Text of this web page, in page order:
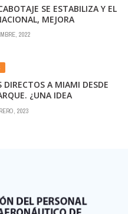
SE ESTABILIZA Y EL
MEJORA
2022
DIRECTOS A MIAMI DESDE
¿UNA IDEA
O UN PROYECTO
PARA JULIO?
2023